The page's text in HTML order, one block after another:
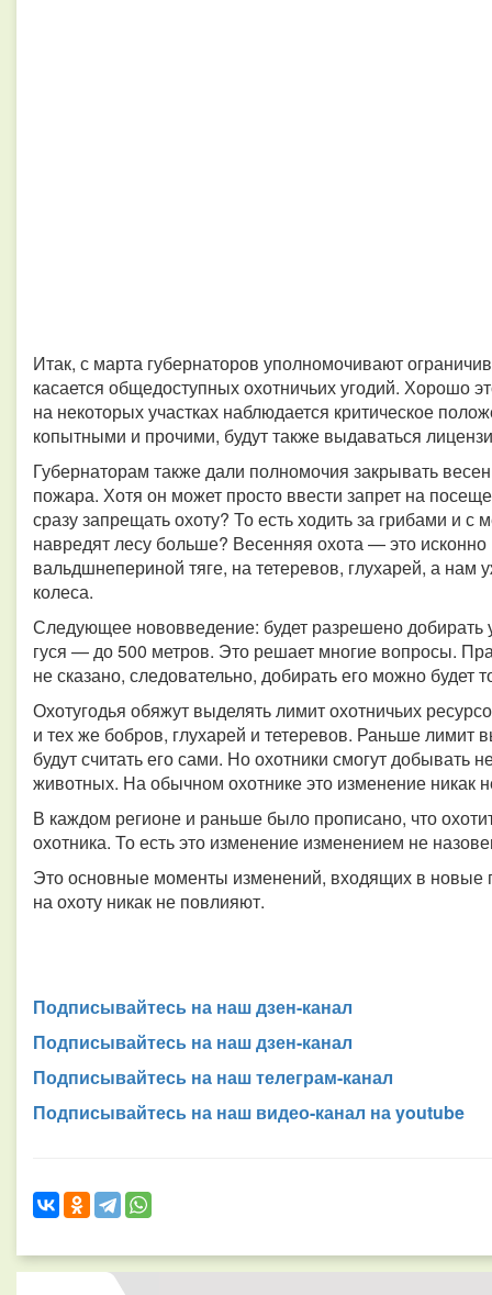
Итак, с марта губернаторов уполномочивают
касается общедоступных охотничьих угодий. Хорошо
на некоторых участках наблюдается критическое
копытными и прочими, будут также выдаваться
Губернаторам также дали полномочия закрывать
пожара. Хотя он может просто ввести запрет на
сразу запрещать охоту? То есть ходить за грибами и
навредят лесу больше? Весенняя охота — это исконно
вальдшнепериной тяге, на тетеревов, глухарей, а нам
колеса.
Следующее нововведение: будет разрешено добирать
гуся — до 500 метров. Это решает многие вопросы.
не сказано, следовательно, добирать его можно будет
Охотугодья обяжут выделять лимит охотничьих
и тех же бобров, глухарей и тетеревов. Раньше лимит
будут считать его сами. Но охотники смогут добывать
животных. На обычном охотнике это изменение никак
В каждом регионе и раньше было прописано, что
охотника. То есть это изменение изменением не
Это основные моменты изменений, входящих в новые
на охоту никак не повлияют.
Подписывайтесь на наш дзен-канал
Подписывайтесь на наш дзен-канал
Подписывайтесь на наш телеграм-канал
Подписывайтесь на наш видео-канал на youtube